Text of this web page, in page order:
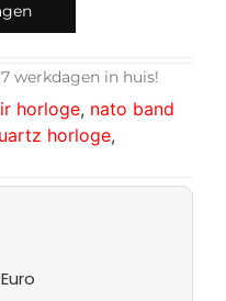
werkdagen in huis!
horloge, nato band
horloge,